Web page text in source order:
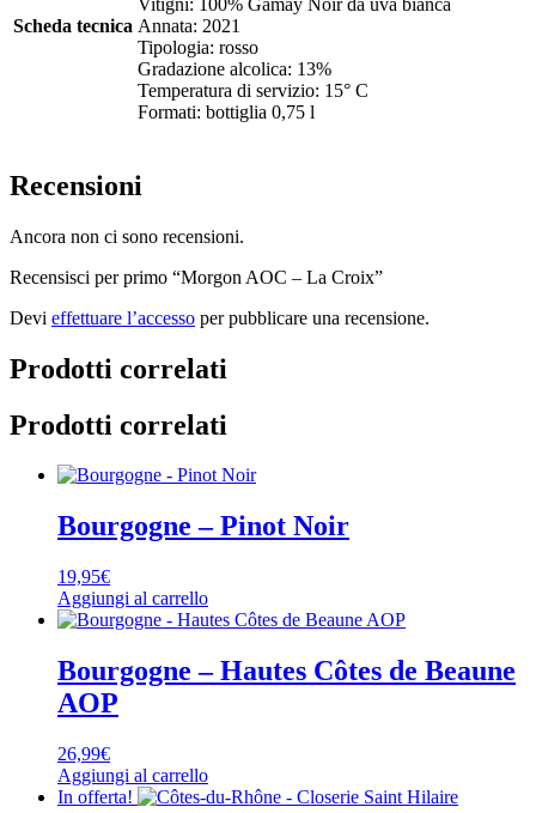
Scheda tecnica
Vitigni: 100% Gamay Noir da uva bianca
Annata: 2021
Tipologia: rosso
Gradazione alcolica: 13%
Temperatura di servizio: 15° C
Formati: bottiglia 0,75 l
Recensioni
Ancora non ci sono recensioni.
Recensisci per primo “Morgon AOC – La Croix”
Devi effettuare l’accesso per pubblicare una recensione.
Prodotti correlati
Prodotti correlati
Bourgogne – Pinot Noir
19,95€
Aggiungi al carrello
Bourgogne – Hautes Côtes de Beaune
AOP
26,99€
Aggiungi al carrello
In offerta!